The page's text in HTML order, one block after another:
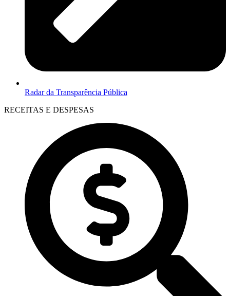
Radar da Transparência Pública
RECEITAS E DESPESAS